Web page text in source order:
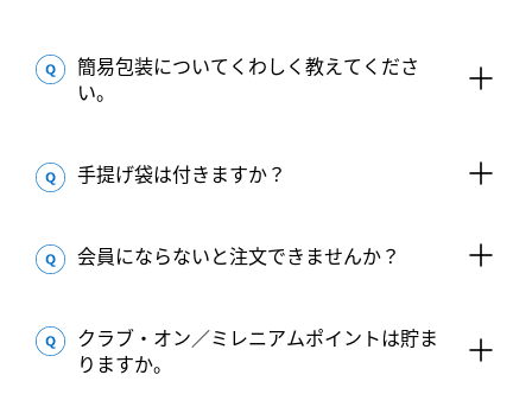
簡易包装についてくわしく教えてくださ
い。
手提げ袋は付きますか？
会員にならないと注文できませんか？
クラブ・オン／ミレニアムポイントは貯ま
りますか。